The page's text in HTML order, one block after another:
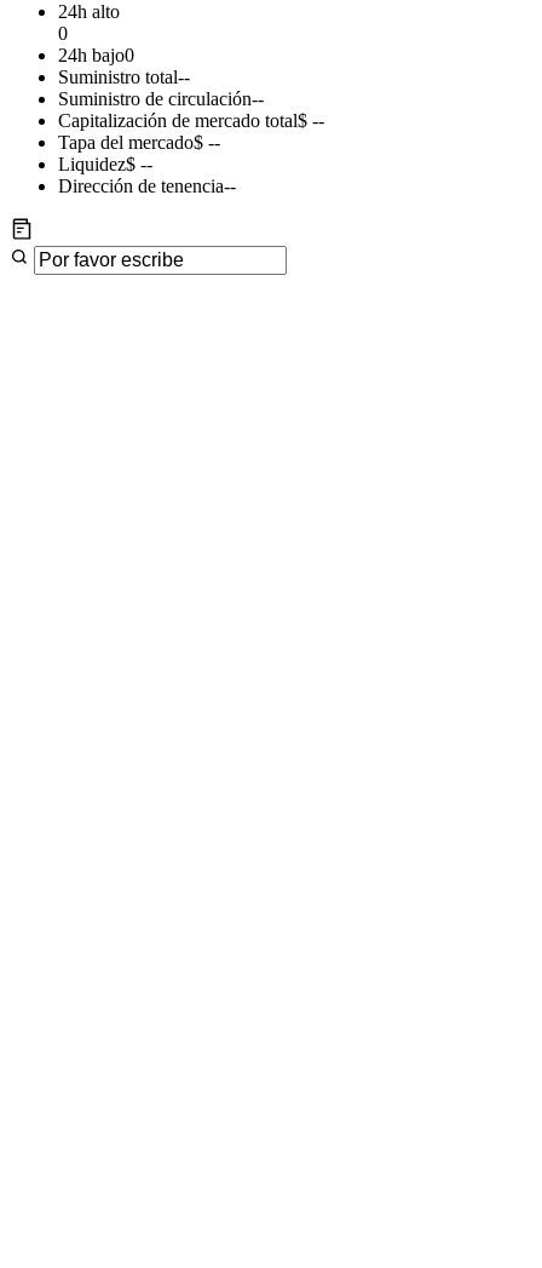
24h alto
0
24h bajo0
Suministro total--
Suministro de circulación--
Capitalización de mercado total$ --
Tapa del mercado$ --
Liquidez$ --
Dirección de tenencia--